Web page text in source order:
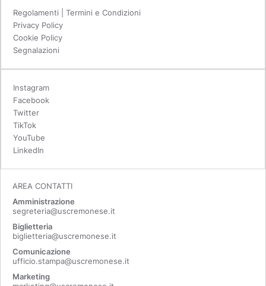
Regolamenti | Termini e Condizioni
Privacy Policy
Cookie Policy
Segnalazioni
Instagram
Facebook
Twitter
TikTok
YouTube
LinkedIn
AREA CONTATTI
Amministrazione
segreteria@uscremonese.it
Biglietteria
biglietteria@uscremonese.it
Comunicazione
ufficio.stampa@uscremonese.it
Marketing